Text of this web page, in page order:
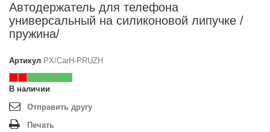
Автодержатель для телефона
универсальный на силиконовой липучке /
пружина/
Артикул PX/CarH-PRUZH
В наличии
Отправить другу
Печать